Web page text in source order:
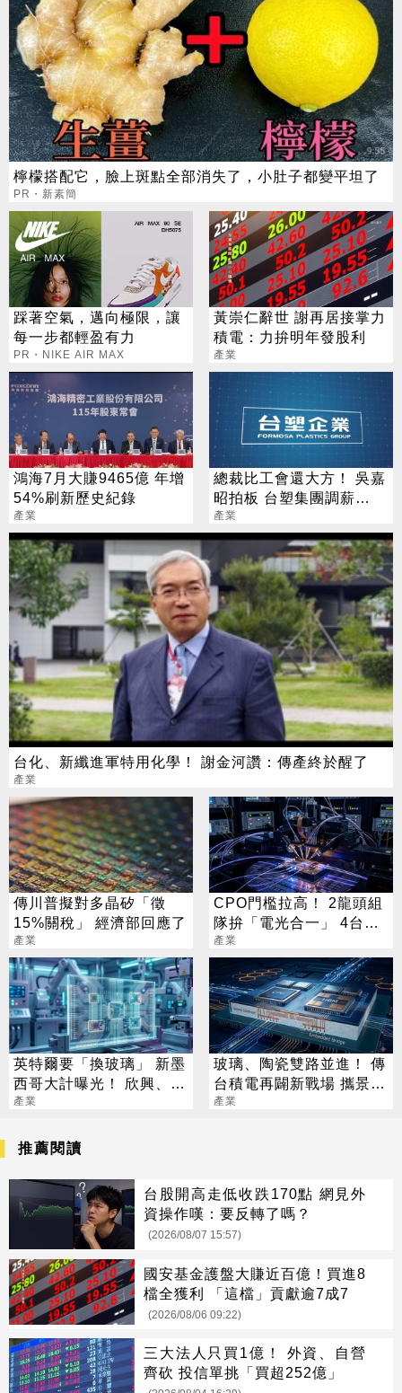
檸檬搭配它，臉上斑點全部消失了，小肚子都變平坦了
PR・新素簡
踩著空氣，邁向極限，讓
每一步都輕盈有力
PR・NIKE AIR MAX
黃崇仁辭世 謝再居接掌力
積電：力拚明年發股利
產業
鴻海7月大賺9465億 年增
54%刷新歷史紀錄
產業
總裁比工會還大方！ 吳嘉
昭拍板 台塑集團調薪
4.5%
產業
台化、新纖進軍特用化學！ 謝金河讚：傳產終於醒了
產業
傳川普擬對多晶矽「徵
15%關稅」 經濟部回應了
產業
CPO門檻拉高！ 2龍頭組
隊拚「電光合一」 4台廠
暗中卡位
產業
英特爾要「換玻璃」 新墨
西哥大計曝光！ 欣興、宸
鴻已全面卡位
產業
玻璃、陶瓷雙路並進！ 傳
台積電再闢新戰場 攜景碩
布局類EMIB
產業
推薦閱讀
台股開高走低收跌170點 網見外
資操作嘆：要反轉了嗎？
(2026/08/07 15:57)
國安基金護盤大賺近百億！買進8
檔全獲利 「這檔」貢獻逾7成7
(2026/08/06 09:22)
三大法人只買1億！ 外資、自營
齊砍 投信單挑「買超252億」